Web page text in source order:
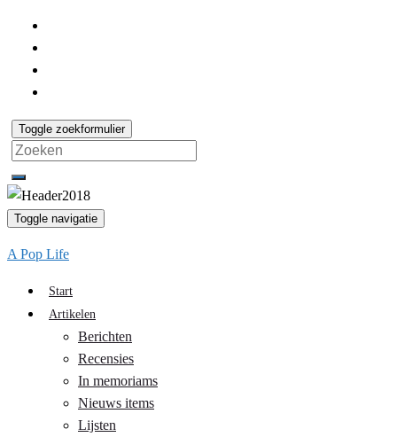
Toggle zoekformulier
Search
for:
Toggle navigatie
A Pop Life
Start
Artikelen
Berichten
Recensies
In memoriams
Nieuws items
Lijsten